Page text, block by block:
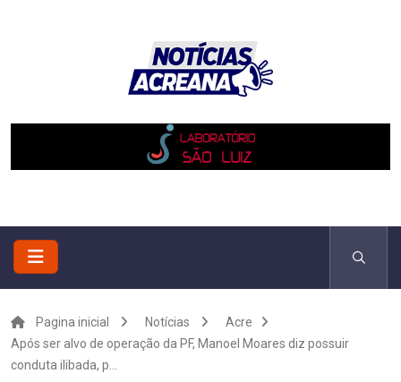
Pagina inicial Notícias
Acre
Após ser alvo de operação da PF, Manoel Moares diz possuir
conduta ilibada, p...